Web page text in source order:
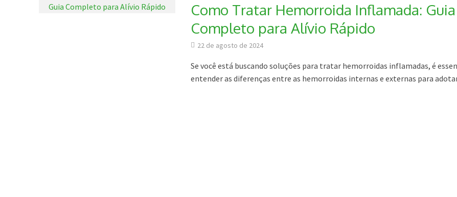
Como Tratar Hemorroida Inflamada: Guia
Completo para Alívio Rápido
22 de agosto de 2024
Se você está buscando soluções para tratar hemorroidas inflamadas, é
entender as diferenças entre as hemorroidas internas e externas para